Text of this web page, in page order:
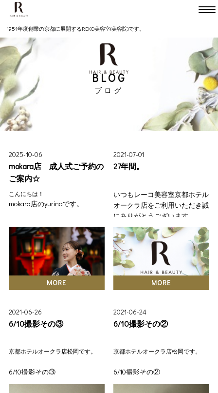
1951年度創業の京都に展開するREKO美容室(美容院)です。
Head
TEL075-231-7747
Kitaooji
TEL075-491-2050
mokara bridal etc.
SALON
Head office
本店
Kitaoojie
mokara bridal etc.
MENU
Head office
Kitaoojie
mokara bridal etc.
モカラ
STAFF
STYLE
ORIGINALITY
PRODUCT
NAIL & EYELASH
BRIDAL & ESTHETICS
RECRUIT
BLOG
ブログ
2025-10-06
mokara店 成人式ご予約の
ご案内☆
こんにちは！
mokara店のyurinaです。
2025年もあと３か月となりま
した^^;
mokara店では、2026年度の成
人式のご予約を承っておりま
す。
一生に一度の大切な日。
ヘアセット経験豊富なmokara
ご予約枠ものこりわずかでござ
お早目のご予約をおすすめいた
します(._.)
MORE
2021-07-01
27年間。
いつもレーコ美容室京都ホテル
オークラ店をご利用いただき誠
にありがとうございます。
さて、
レーコ美容室京都ホテルオーク
ラ店ですが、6/30を持ちまし
て、27年以上の歴史に幕をおろ
を向かえるこの時期の決断で
す。
の三名のスタイリストは本店勤
また、ブライダルサロンを7/7
MORE
2021-06-26
6/10撮影その③
京都ホテルオークラ店松岡です。
6/10撮影その③
2021-06-24
6/10撮影その②
京都ホテルオークラ店松岡です。
6/10撮影その②